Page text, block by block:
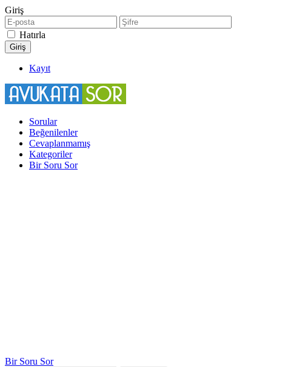
Giriş
Hatırla
Kayıt
Sorular
Beğenilenler
Cevaplanmamış
Kategoriler
Bir Soru Sor
Bir Soru Sor